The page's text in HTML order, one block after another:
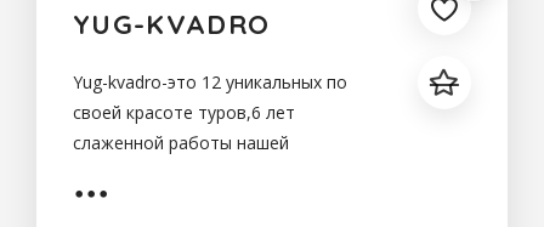
YUG-KVADRO
Yug-kvadro-это 12 уникальных по
своей красоте туров,6 лет
слаженной работы нашей
места начала незабываемого